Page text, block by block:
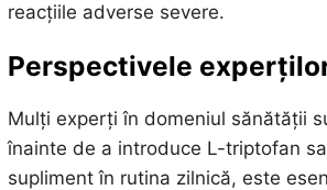
reacțiile adverse severe.
Perspectivele
Mulți experți în domeniul sănătății
înainte de a introduce L-triptofan
supliment în rutina zilnică, este